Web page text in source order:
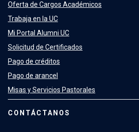
Oferta de Cargos Académicos
Trabaja en la UC
Mi Portal Alumni UC
Solicitud de Certificados
Pago de créditos
Pago de arancel
Misas y Servicios Pastorales
CONTÁCTANOS